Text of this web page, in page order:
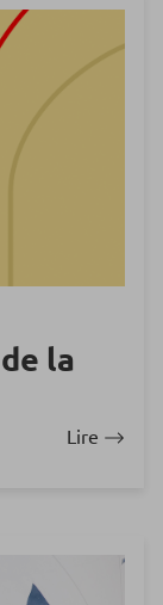
la
Lire